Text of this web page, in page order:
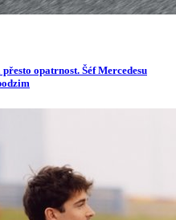
opatrnost. Šéf Mercedesu